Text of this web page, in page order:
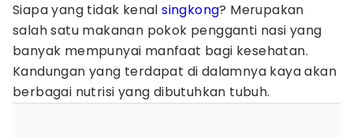
Siapa yang tidak kenalsingkong? Merupakan
salah satu makanan pokok pengganti nasi yang
banyak mempunyai manfaat bagi kesehatan.
Kandungan yang terdapat di dalamnya kaya akan
berbagai nutrisi yang dibutuhkan tubuh.